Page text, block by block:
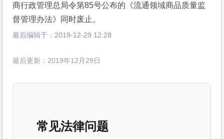
商行政管理总局令第85号公布的《流通领域商品质量监
督管理办法》同时废止。
最后编辑于： 2019-12-29 12:28
最后更新：2019年12月29日
常见法律问题